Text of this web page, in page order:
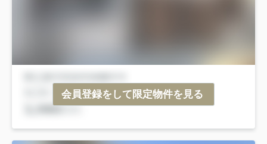
会員登録をして限定物件を見る